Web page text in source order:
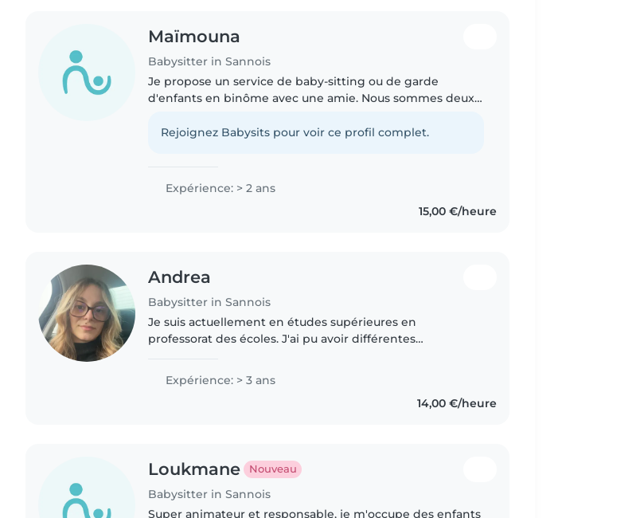
Maïmouna
Babysitter in Sannois
Je propose un service de baby-sitting ou de garde
d'enfants en binôme avec une amie. Nous sommes deux
patientes et habituées à nous..
Rejoignez Babysits pour voir ce profil complet.
Expérience: > 2 ans
15,00 €/heure
Andrea
Babysitter in Sannois
Je suis actuellement en études supérieures en
professorat des écoles. J'ai pu avoir différentes
un an en tant qu'atsem. J'ai..
Expérience: > 3 ans
14,00 €/heure
Loukmane Nouveau
Babysitter in Sannois
Super animateur et responsable, je m'occupe des enfants